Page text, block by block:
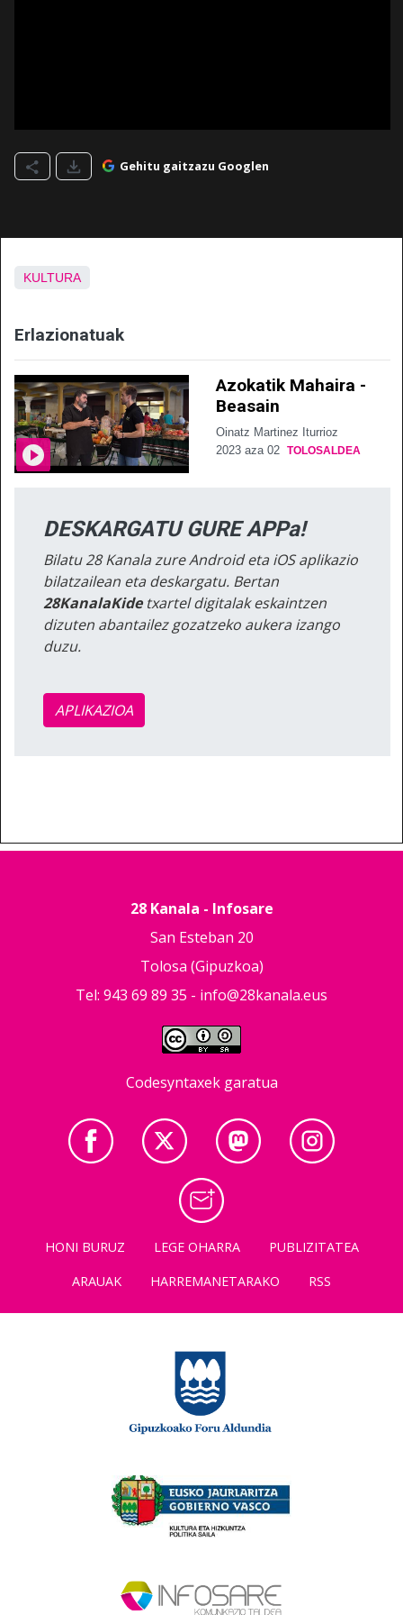
Gehitu gaitzazu Googlen
KULTURA
Erlazionatuak
Azokatik Mahaira -
Beasain
Oinatz Martinez Iturrioz
2023 aza 02 TOLOSALDEA
DESKARGATU GURE APPa!
Bilatu 28 Kanala zure Android eta iOS aplikazio
bilatzailean eta deskargatu. Bertan
28KanalaKidetxartel digitalak eskaintzen
dizuten abantailez gozatzeko aukera izango
duzu.
APLIKAZIOA
28 Kanala - Infosare
San Esteban 20
Tolosa (Gipuzkoa)
Tel: 943 69 89 35 - info@28kanala.eus
Codesyntaxek garatua
HONI BURUZ LEGE OHARRA
PUBLIZITATEA
ARAUAK
HARREMANETARAKO RSS